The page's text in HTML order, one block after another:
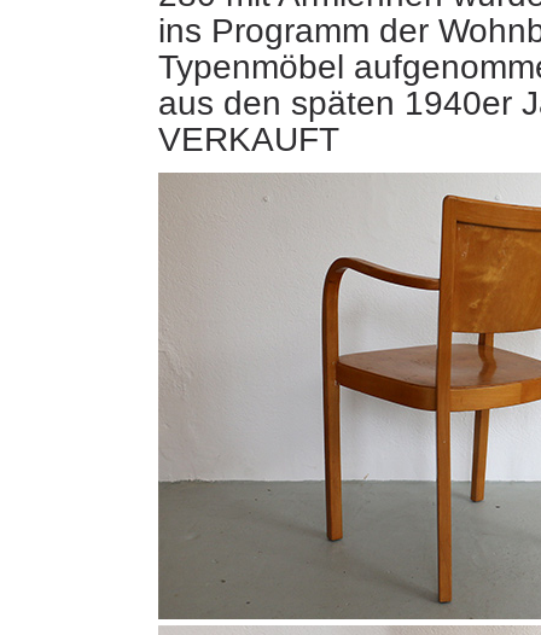
ins Programm der
Typenmöbel
aus den späten 1940er
VERKAUFT